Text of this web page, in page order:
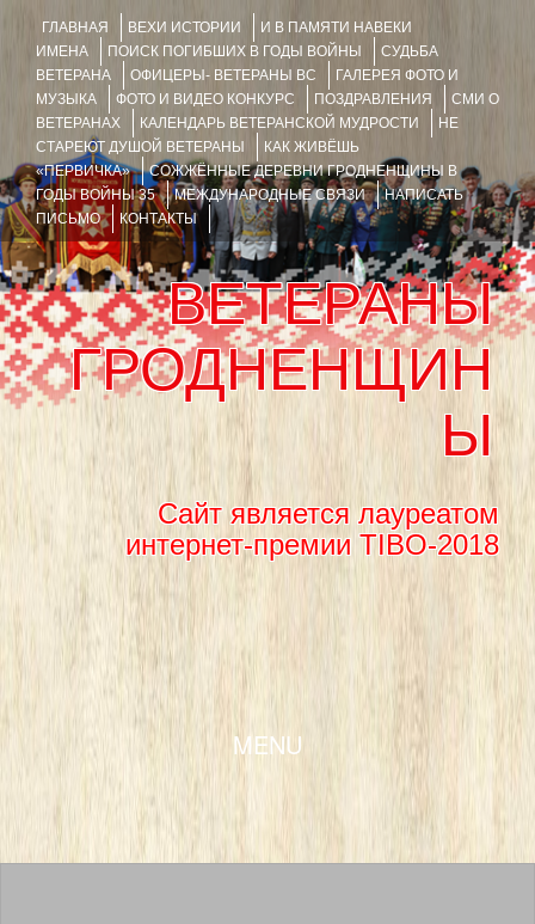
ГЛАВНАЯ ВЕХИ ИСТОРИИ
И В ПАМЯТИ НАВЕКИ
ИМЕНА
ПОИСК ПОГИБШИХ В ГОДЫ ВОЙНЫ
СУДЬБА
ВЕТЕРАНА
ОФИЦЕРЫ- ВЕТЕРАНЫ ВС
ГАЛЕРЕЯ ФОТО И
МУЗЫКА
ФОТО И ВИДЕО КОНКУРС ПОЗДРАВЛЕНИЯ
СМИ О
ВЕТЕРАНАХ
КАЛЕНДАРЬ ВЕТЕРАНСКОЙ МУДРОСТИ
НЕ
СТАРЕЮТ ДУШОЙ ВЕТЕРАНЫ
КАК ЖИВЁШЬ
«ПЕРВИЧКА»
СОЖЖЁННЫЕ ДЕРЕВНИ ГРОДНЕНЩИНЫ В
ГОДЫ ВОЙНЫ 35
МЕЖДУНАРОДНЫЕ СВЯЗИ
НАПИСАТЬ
ПИСЬМО
КОНТАКТЫ
ВЕТЕРАНЫ
ГРОДНЕНЩИН
Ы
Сайт является лауреатом
интернет-премии TIBO-2018
MENU